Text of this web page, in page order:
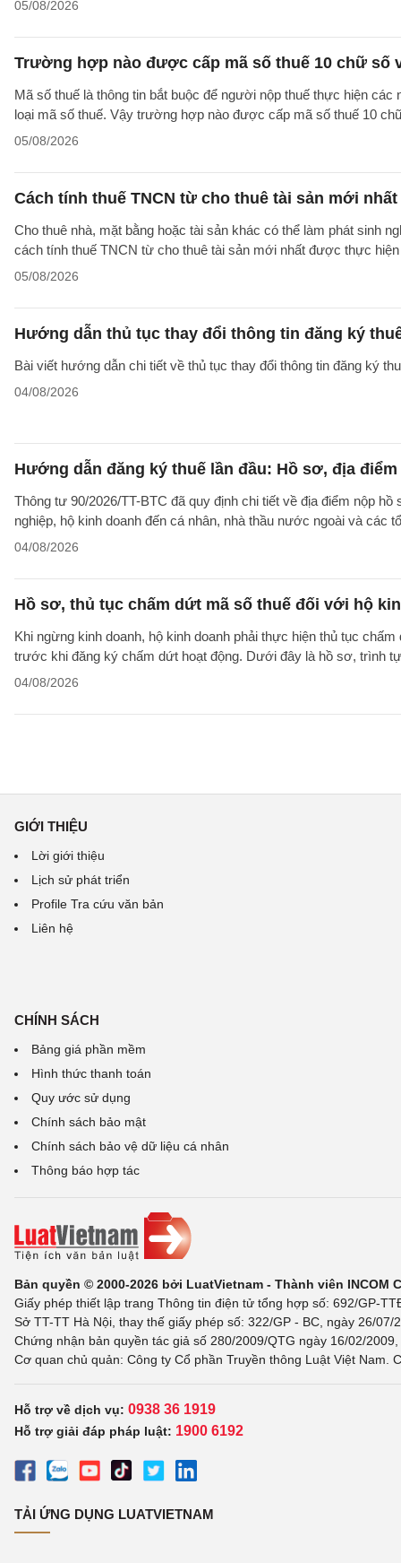
05/08/2026
Trường hợp nào được cấp mã số thuế 10 chữ số
Mã số thuế là thông tin bắt buộc để người nộp thuế thực hiện
loại mã số thuế. Vậy trường hợp nào được cấp mã số thuế 10
05/08/2026
Cách tính thuế TNCN từ cho thuê tài sản mới nhất
Cho thuê nhà, mặt bằng hoặc tài sản khác có thể làm phát sinh
cách tính thuế TNCN từ cho thuê tài sản mới nhất được thực
05/08/2026
Hướng dẫn thủ tục thay đổi thông tin đăng ký
Bài viết hướng dẫn chi tiết về thủ tục thay đổi thông tin đăng ký
04/08/2026
Hướng dẫn đăng ký thuế lần đầu: Hồ sơ, địa
Thông tư 90/2026/TT-BTC đã quy định chi tiết về địa điểm nộp
nghiệp, hộ kinh doanh đến cá nhân, nhà thầu nước ngoài và các
04/08/2026
Hồ sơ, thủ tục chấm dứt mã số thuế đối với hộ
Khi ngừng kinh doanh, hộ kinh doanh phải thực hiện thủ tục
trước khi đăng ký chấm dứt hoạt động. Dưới đây là hồ sơ, trình
04/08/2026
GIỚI THIỆU
Lời giới thiệu
Lịch sử phát triển
Profile Tra cứu văn bản
Liên hệ
CHÍNH SÁCH
Bảng giá phần mềm
Hình thức thanh toán
Quy ước sử dụng
Chính sách bảo mật
Chính sách bảo vệ dữ liệu cá nhân
Thông báo hợp tác
Bản quyền © 2000-2026 bởi LuatVietnam - Thành viên INCOM
Giấy phép thiết lập trang Thông tin điện tử tổng hợp số: 692/GP-
Sở TT-TT Hà Nội, thay thế giấy phép số: 322/GP - BC, ngày 26/
Chứng nhận bản quyền tác giả số 280/2009/QTG ngày 16/02/
Cơ quan chủ quản: Công ty Cổ phần Truyền thông Luật Việt Nam.
Hỗ trợ về dịch vụ: 0938 36 1919
Hỗ trợ giải đáp pháp luật: 1900 6192
TẢI ỨNG DỤNG LUATVIETNAM